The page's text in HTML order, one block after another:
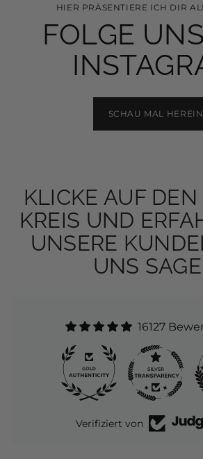
HIER PRÄSENTIERE ICH DIR
FOLGE
SCHAU MAL HEREIN
KLICKE AUF DEN
KREIS UND
UNSERE
UNS
16127
16.1K 271
Verifiziert von